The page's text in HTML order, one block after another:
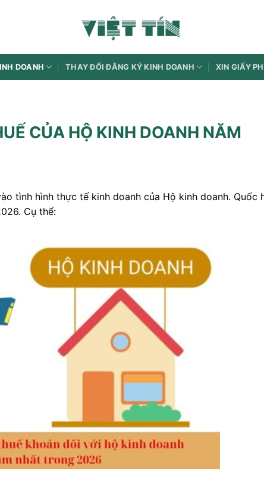
DOANH THAY ĐỔI ĐĂNG KÝ KINH DOANH XIN GIẤY
CỦA HỘ KINH DOANH NĂM
tình hình thực tế kinh doanh của Hộ kinh doanh. Quốc
Cụ thể: